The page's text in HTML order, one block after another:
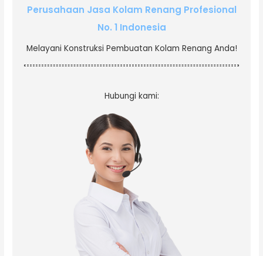
Perusahaan Jasa Kolam Renang Profesional
No. 1 Indonesia
Melayani Konstruksi Pembuatan Kolam Renang Anda!
Hubungi kami: